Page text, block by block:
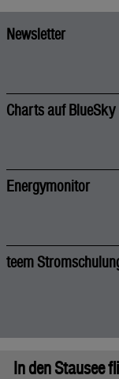
Newsletter
Charts auf BlueSky
Energymonitor
teem
In den Stausee